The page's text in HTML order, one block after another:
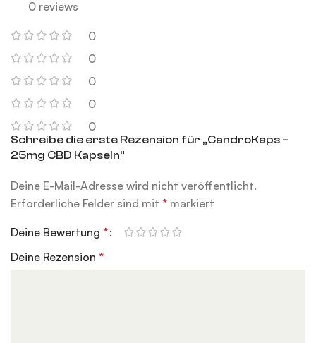
0 reviews
0
0
0
0
0
Schreibe die erste Rezension für „CandroKaps –
25mg CBD Kapseln“
Deine E-Mail-Adresse wird nicht veröffentlicht.
Erforderliche Felder sind mit * markiert
Deine Bewertung *
Deine Rezension *